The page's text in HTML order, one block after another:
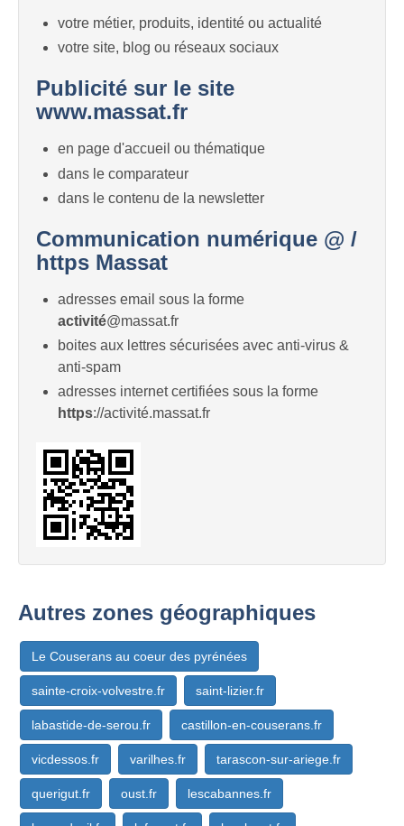
votre métier, produits, identité ou actualité
votre site, blog ou réseaux sociaux
Publicité sur le site
www.massat.fr
en page d'accueil ou thématique
dans le comparateur
dans le contenu de la newsletter
Communication numérique @ /
https Massat
adresses email sous la forme
activité@massat.fr
boites aux lettres sécurisées avec anti-virus &
anti-spam
adresses internet certifiées sous la forme
https://activité.massat.fr
Autres zones géographiques
Le Couserans au coeur des pyrénées
sainte-croix-volvestre.fr saint-lizier.fr
labastide-de-serou.fr castillon-en-couserans.fr
vicdessos.fr varilhes.fr tarascon-sur-ariege.fr
querigut.fr oust.fr lescabannes.fr